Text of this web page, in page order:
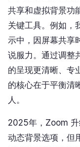
共享和虚拟背景功
关键工具。例如，
示中，因屏幕共享
说服力。通过调整
的呈现更清晰、专
的核心在于平衡清
人。
2025年，Zoom
动态背景选项，但